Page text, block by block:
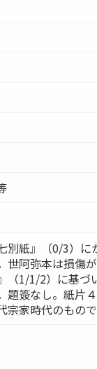
別紙』（0/3）
世阿弥本は損傷
（1/1/2）に基づ
題簽なし。紙片
家時代のもの